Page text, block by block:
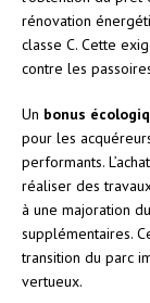
rénovation
classe C. Cette
contre les
Un bonus
pour les
performants.
réaliser des
à une majoration
supplémentaires.
transition du parc
vertueux.